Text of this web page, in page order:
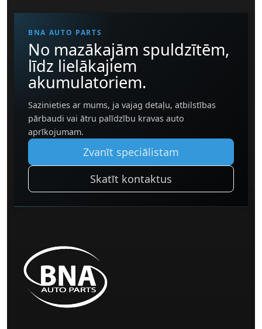
BNA AUTO PARTS
No mazākajām spuldzītēm,
līdz lielākajiem
akumulatoriem.
Sazinieties ar mums, ja vajag detaļu, atbilstības
pārbaudi vai ātru palīdzību kravas auto
aprīkojumam.
Zvanīt speciālistam
Skatīt kontaktus